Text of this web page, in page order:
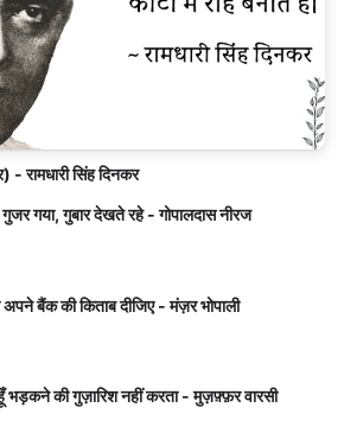
- रामधारी सिंह दिनकर
गुजर गया, गुबार देखते रहे - गोपालदास नीरज
बैंक की किताब दीजिए - मंज़र भोपाली
भड़कने की गुज़ारिश नहीं करता - मुज़फ़्फ़र वारसी